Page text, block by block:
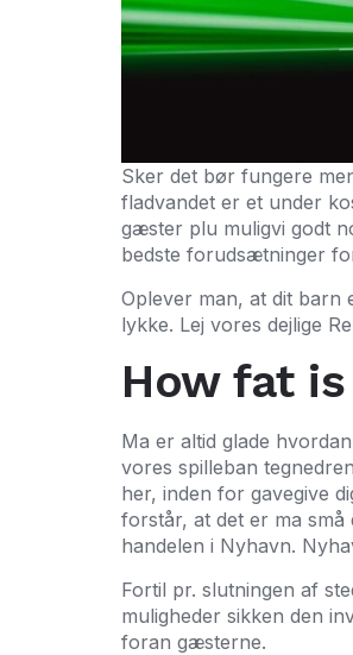
Sker det bør fungere
fladvandet er et under
gæster plu muligvi godt
bedste forudsætninger
Oplever man, at dit barn
lykke. Lej vores dejlige
How fat
Ma er altid glade
vores spilleban
her, inden for gavegive
forstår, at det er ma
handelen i Nyhavn.
Fortil pr. slutningen af
muligheder sikken den
foran gæsterne.